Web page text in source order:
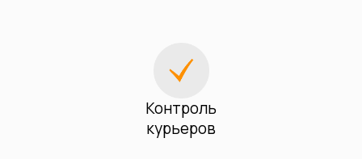
Контроль
курьеров